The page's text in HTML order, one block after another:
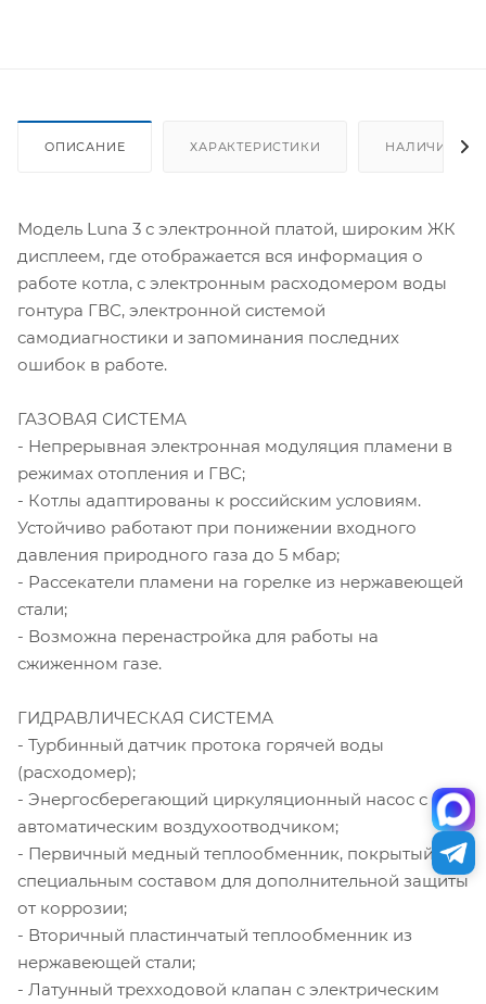
ОПИСАНИЕ ХАРАКТЕРИСТИКИ НАЛИЧИЕ
Модель Luna 3 с электронной платой, широким ЖК
дисплеем, где отображается вся информация о
работе котла, с электронным расходомером воды
гонтура ГВС, электронной системой
самодиагностики и запоминания последних
ошибок в работе.
ГАЗОВАЯ СИСТЕМА
- Непрерывная электронная модуляция пламени в
режимах отопления и ГВС;
- Котлы адаптированы к российским условиям.
Устойчиво работают при понижении входного
давления природного газа до 5 мбар;
- Рассекатели пламени на горелке из нержавеющей
стали;
- Возможна перенастройка для работы на
сжиженном газе.
ГИДРАВЛИЧЕСКАЯ СИСТЕМА
- Турбинный датчик протока горячей воды
(расходомер);
- Энергосберегающий циркуляционный насос с
автоматическим воздухоотводчиком;
- Первичный медный теплообменник, покрытый
специальным составом для дополнительной защиты
от коррозии;
- Вторичный пластинчатый теплообменник из
нержавеющей стали;
- Латунный трехходовой клапан с электрическим